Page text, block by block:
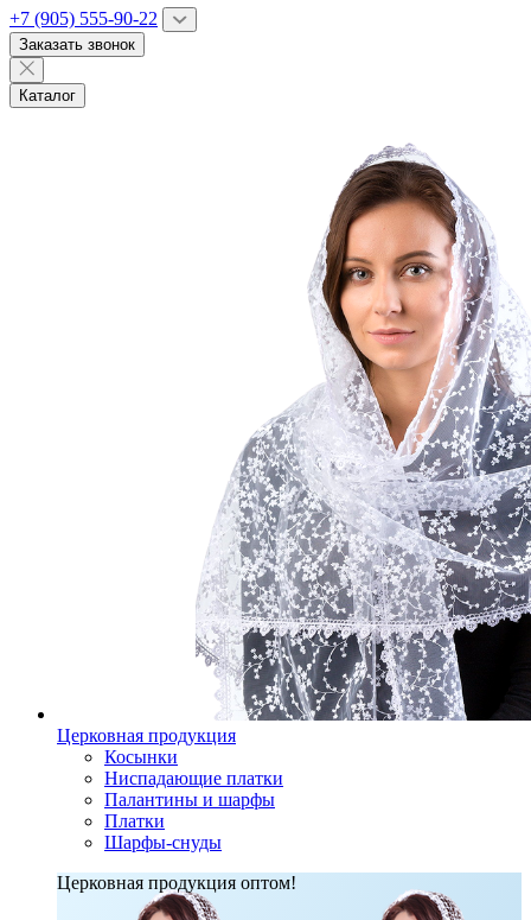
+7 (905) 555-90-22
Заказать звонок
Каталог
Церковная продукция
Косынки
Ниспадающие платки
Палантины и шарфы
Платки
Шарфы-снуды
Церковная продукция оптом!